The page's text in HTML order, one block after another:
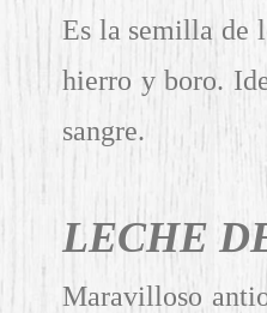
Es la semilla de
hierro y boro.
sangre.
LECHE
Maravilloso